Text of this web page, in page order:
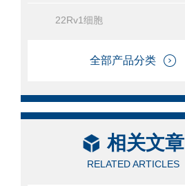
22Rv1细胞
全部产品分类
相关文章
RELATED ARTICLES